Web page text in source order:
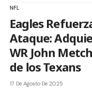
NFL
Eagles
Ataque:
WR John
de los Texans
17 De Agosto De 2025